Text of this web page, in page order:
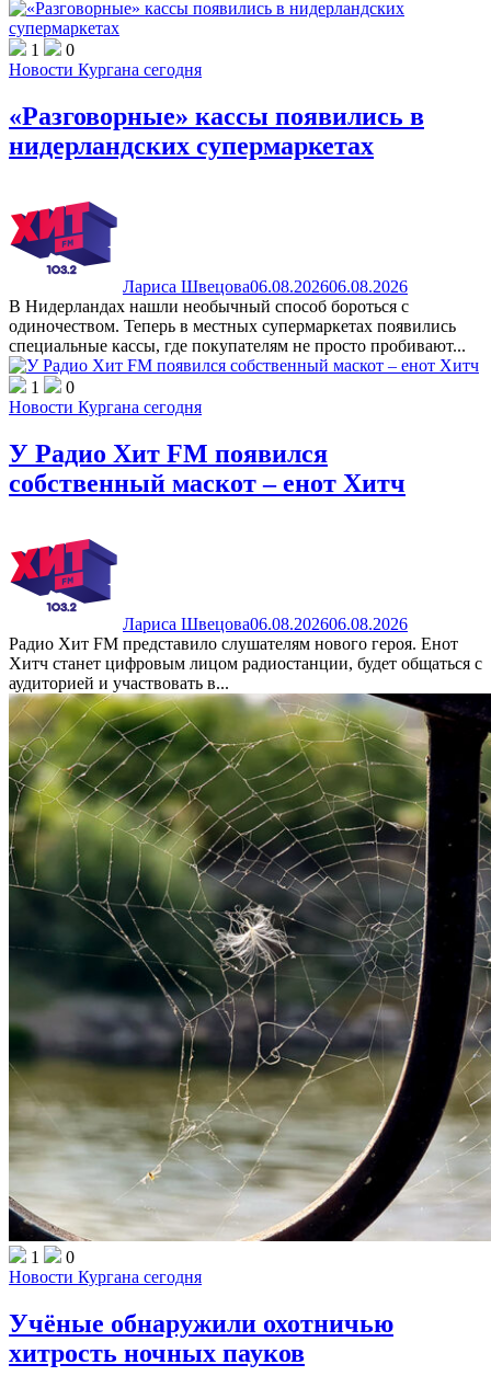
1
0
Новости Кургана сегодня
«Разговорные» кассы появились в
нидерландских супермаркетах
Лариса Швецова06.08.202606.08.2026
В Нидерландах нашли необычный способ бороться с
одиночеством. Теперь в местных супермаркетах появились
специальные кассы, где покупателям не просто пробивают...
1
0
Новости Кургана сегодня
У Радио Хит FM появился
собственный маскот – енот Хитч
Лариса Швецова06.08.202606.08.2026
Радио Хит FM представило слушателям нового героя. Енот
Хитч станет цифровым лицом радиостанции, будет общаться с
аудиторией и участвовать в...
1
0
Новости Кургана сегодня
Учёные обнаружили охотничью
хитрость ночных пауков